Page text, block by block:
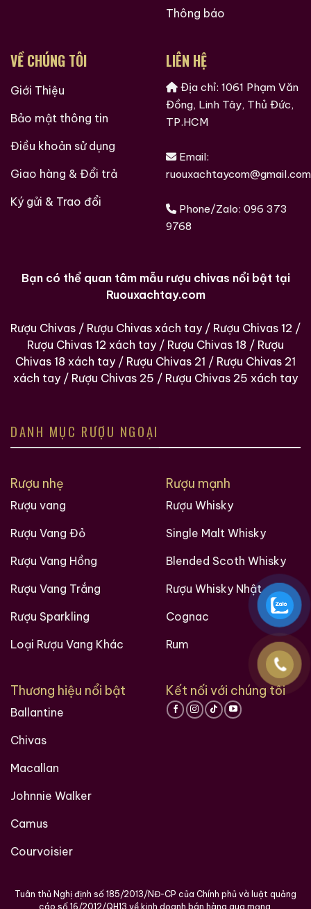
Thông báo
VỀ CHÚNG TÔI
Giới Thiệu
Bảo mật thông tin
Điều khoản sử dụng
Giao hàng & Đổi trả
Ký gửi & Trao đổi
LIÊN HỆ
Địa chỉ: 1061 Phạm Văn
Đồng, Linh Tây, Thủ Đức,
TP.HCM
Email:
ruouxachtaycom@gmail.com
Phone/Zalo: 096 373
9768
Bạn có thể quan tâm mẫu rượu chivas nổi bật tại
Ruouxachtay.com
Rượu Chivas / Rượu Chivas xách tay / Rượu Chivas 12 /
Rượu Chivas 12 xách tay / Rượu Chivas 18 / Rượu
Chivas 18 xách tay / Rượu Chivas 21 / Rượu Chivas 21
xách tay / Rượu Chivas 25 / Rượu Chivas 25 xách tay
DANH MỤC RƯỢU NGOẠI
Rượu nhẹ
Rượu vang
Rượu Vang Đỏ
Rượu Vang Hồng
Rượu Vang Trắng
Rượu Sparkling
Loại Rượu Vang Khác
Rượu mạnh
Rượu Whisky
Single Malt Whisky
Blended Scoth Whisky
Rượu Whisky Nhật
Cognac
Rum
Thương hiệu nổi bật
Ballantine
Chivas
Macallan
Johnnie Walker
Camus
Courvoisier
Kết nối với chúng tôi
Tuân thủ Nghị định số 185/2013/NĐ-CP của Chính phủ và luật quảng
cáo số 16/2012/QH13 về kinh doanh bán hàng qua mạng.